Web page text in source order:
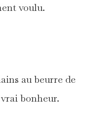
voulu.
au beurre de
bonheur.